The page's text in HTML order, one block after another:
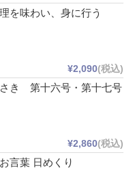
を味わい、身に行う
¥2,090(税込)
き 第十六号・第十七号
¥2,860(税込)
言葉 日めくり